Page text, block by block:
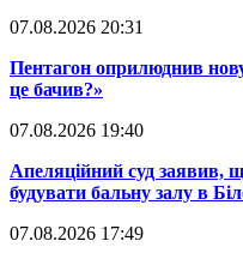
07.08.2026 20:31
​Пентагон оприлюднив
це бачив?»
07.08.2026 19:40
​Апеляційний суд заявив,
будувати бальну залу в
07.08.2026 17:49